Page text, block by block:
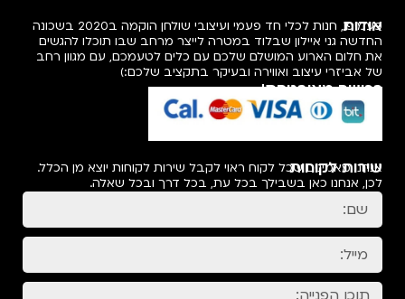
אודות
פעמיפו, חנות לכלי חד פעמי ועיצובי שולחן הוקמה ב2020 בשכונה
החדשה גני איילון שבלוד במטרה לייצר מרחב שבו תוכלו להגשים
את חלום הארוע המושלם שלכם עם כלים לטעמכם, עם מגוון רחב
של אביזרי עיצוב ואווירה ובעיקר בתקציב שלכם:)
רכישה מאובטחת!
שירות לקוחות
אנחנו מאמינים שכל לקוח ראוי לקבל שירות לקוחות יוצא מן הכלל.
לכן, אנחנו כאן בשבילך בכל עת, בכל דרך ובכל שאלה.